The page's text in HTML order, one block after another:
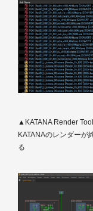
▲KATANA Render
KATANAのレンダーが
る